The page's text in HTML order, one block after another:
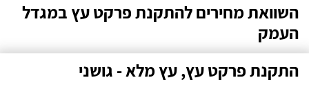
השוואת מחירים להתקנת פרקט עץ במגדל
העמק
התקנת פרקט עץ, עץ מלא - גושני